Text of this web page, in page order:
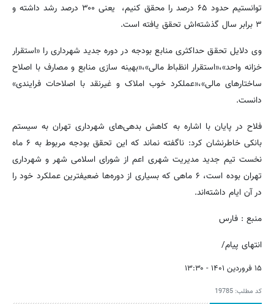
توانستیم حدود ۶۵ درصد را محقق کنیم، یعنی ۳۰۰ درصد رشد داشته و
۳ برابر سال گذشته‌اش تحقق یافته است.
وی دلایل تحقق حداکثری منابع بودجه در دوره جدید شهرداری را «استقرار
خزانه واحد»،«استقرار انظباط مالی»،«بهینه سازی منابع و مصارف با اصلاح
ساختارهای مالی»،«عملکرد خوب املاک و غیرنقد با اصلاحات فرایندی»
دانست.
فلاح در پایان با اشاره به کاهش بدهی‌های شهرداری تهران به سیستم
بانکی خاطرنشان کرد: ناگفته نماند که این تحقق بودجه مربوط به ۶ ماه
نخست تیم جدید مدیریت شهری اعم از شورای اسلامی شهر و شهرداری
تهران بوده است، ۶ ماهی که بسیاری از دوره‌ها ضعیفترین عملکرد خود را
در آن ایام داشته‌اند.
منبع : فارس
انتهای پیام/
۱۵ فروردین ۱۴۰۱ - ۱۳:۳۰
کد مطلب: 19785